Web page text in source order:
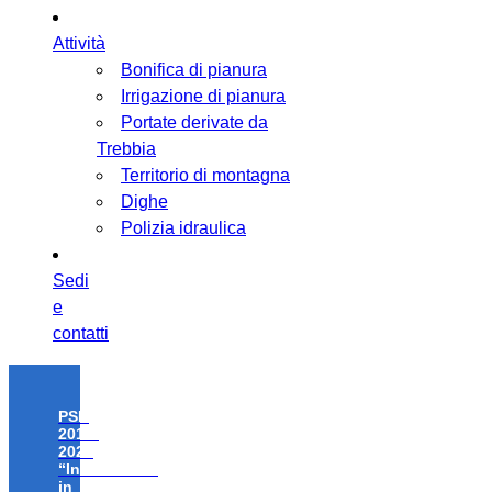
Attività
Bonifica di pianura
Irrigazione di pianura
Portate derivate da
Trebbia
Territorio di montagna
Dighe
Polizia idraulica
Sedi
e
contatti
PSR
2014-
2020
“Investimenti
in